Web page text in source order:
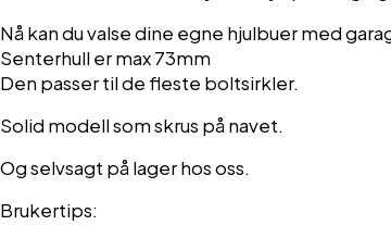
Nå kan du valse dine egne hjulbuer med
Senterhull er max 73mm
Den passer til de fleste boltsirkler.
Solid modell som skrus på navet.
Og selvsagt på lager hos oss.
Brukertips: